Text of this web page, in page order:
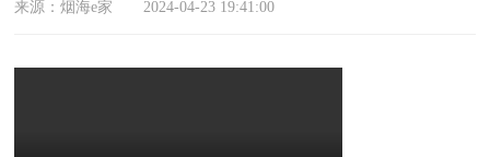
来源：烟海e家 2024-04-23 19:41:00